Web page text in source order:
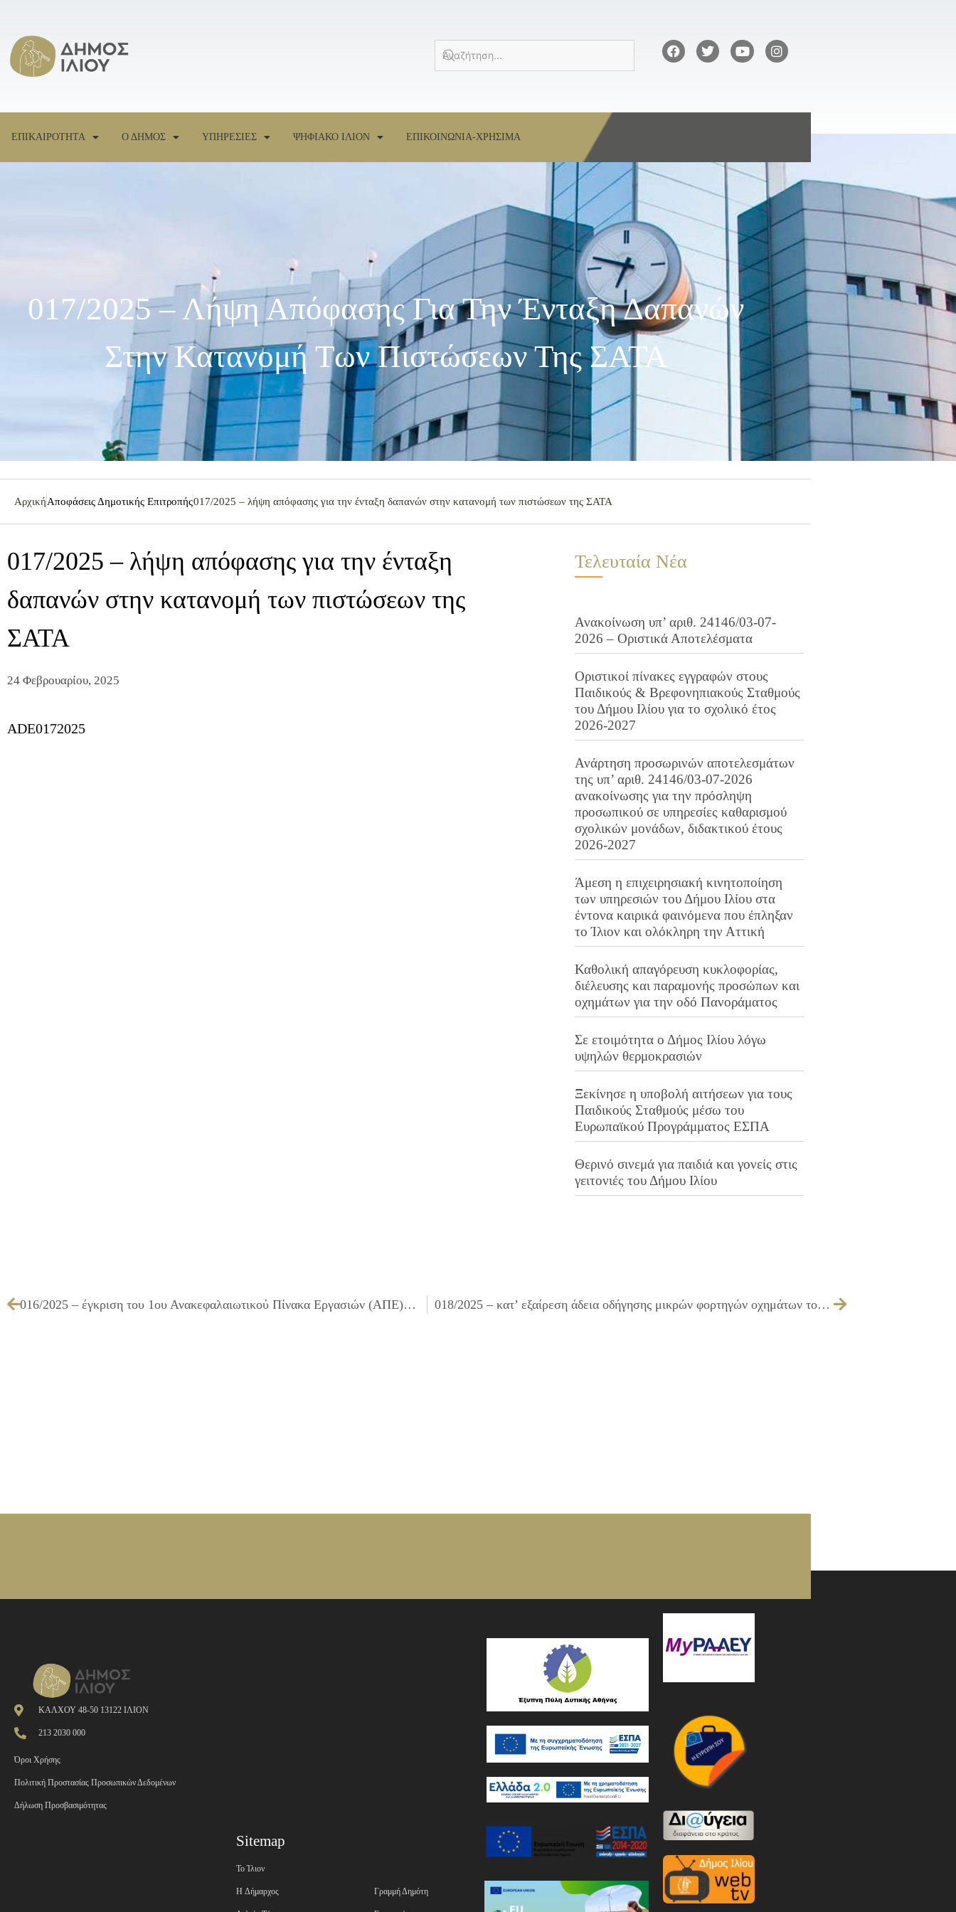
ΕΠΙΚΑΙΡΟΤΗΤΑ Ο ΔΗΜΟΣ ΥΠΗΡΕΣΙΕΣ ΨΗΦΙΑΚΟ ΙΛΙΟΝ ΕΠΙΚΟΙΝΩΝΙΑ-ΧΡΗΣΙΜΑ
017/2025 – Λήψη Απόφασης Για Την Ένταξη Δαπανών
Στην Κατανομή Των Πιστώσεων Της ΣΑΤΑ
ΑρχικήΑποφάσεις Δημοτικής Επιτροπής017/2025 – λήψη απόφασης για την ένταξη δαπανών στην κατανομή των πιστώσεων της ΣΑΤΑ
017/2025 – λήψη απόφασης για την ένταξη
δαπανών στην κατανομή των πιστώσεων της
ΣΑΤΑ
24 Φεβρουαρίου, 2025
ADE0172025
Τελευταία Νέα
Ανακοίνωση υπ’ αριθ. 24146/03-07-
2026 – Οριστικά Αποτελέσματα
Οριστικοί πίνακες εγγραφών στους
Παιδικούς & Βρεφονηπιακούς Σταθμούς
του Δήμου Ιλίου για το σχολικό έτος
2026-2027
Ανάρτηση προσωρινών αποτελεσμάτων
της υπ’ αριθ. 24146/03-07-2026
ανακοίνωσης για την πρόσληψη
προσωπικού σε υπηρεσίες καθαρισμού
σχολικών μονάδων, διδακτικού έτους
2026-2027
Άμεση η επιχειρησιακή κινητοποίηση
των υπηρεσιών του Δήμου Ιλίου στα
έντονα καιρικά φαινόμενα που έπληξαν
το Ίλιον και ολόκληρη την Αττική
Καθολική απαγόρευση κυκλοφορίας,
διέλευσης και παραμονής προσώπων και
οχημάτων για την οδό Πανοράματος
Σε ετοιμότητα ο Δήμος Ιλίου λόγω
υψηλών θερμοκρασιών
Ξεκίνησε η υποβολή αιτήσεων για τους
Παιδικούς Σταθμούς μέσω του
Ευρωπαϊκού Προγράμματος ΕΣΠΑ
Θερινό σινεμά για παιδιά και γονείς στις
γειτονιές του Δήμου Ιλίου
016/2025 – έγκριση του 1ου Ανακεφαλαιωτικού Πίνακα Εργασιών (ΑΠΕ) του έργου «Αναβάθμιση συστημάτων πυροπροστασίας στους 11ο & 12ο ΒΝΣ του Δήμου Ιλίου» 018/2025 – κατ’ εξαίρεση άδεια οδήγησης μικρών φορτηγών οχημάτων του Δήμου Ιλίου
ΚΑΛΧΟΥ 48-50 13122 ΙΛΙΟΝ
213 2030 000
Όροι Χρήσης
Πολιτική Προστασίας Προσωπικών Δεδομένων
Δήλωση Προσβασιμότητας
Sitemap
Το Ίλιον
H Δήμαρχος Γραμμή Δημότη